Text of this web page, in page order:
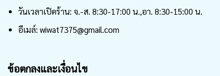
วันเวลาเปิดร้าน: จ.-ส. 8:30-17:00 น.,อา. 8:30-15:00 น.
อีเมล์: wiwat7375@gmail.com
ข้อตกลงและเงื่อนไข